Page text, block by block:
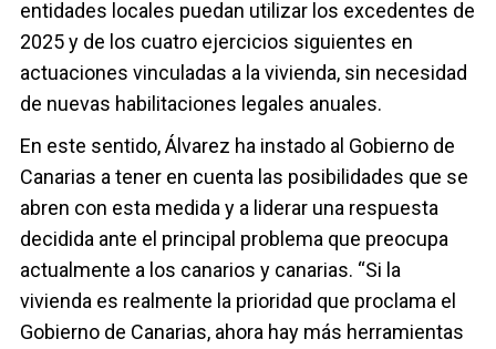
entidades locales puedan utilizar los excedentes de
2025 y de los cuatro ejercicios siguientes en
actuaciones vinculadas a la vivienda, sin necesidad
de nuevas habilitaciones legales anuales.
En este sentido, Álvarez ha instado al Gobierno de
Canarias a tener en cuenta las posibilidades que se
abren con esta medida y a liderar una respuesta
decidida ante el principal problema que preocupa
actualmente a los canarios y canarias. “Si la
vivienda es realmente la prioridad que proclama el
Gobierno de Canarias, ahora hay más herramientas